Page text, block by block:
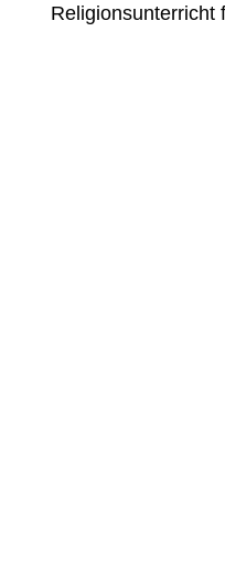
Religionsunterricht